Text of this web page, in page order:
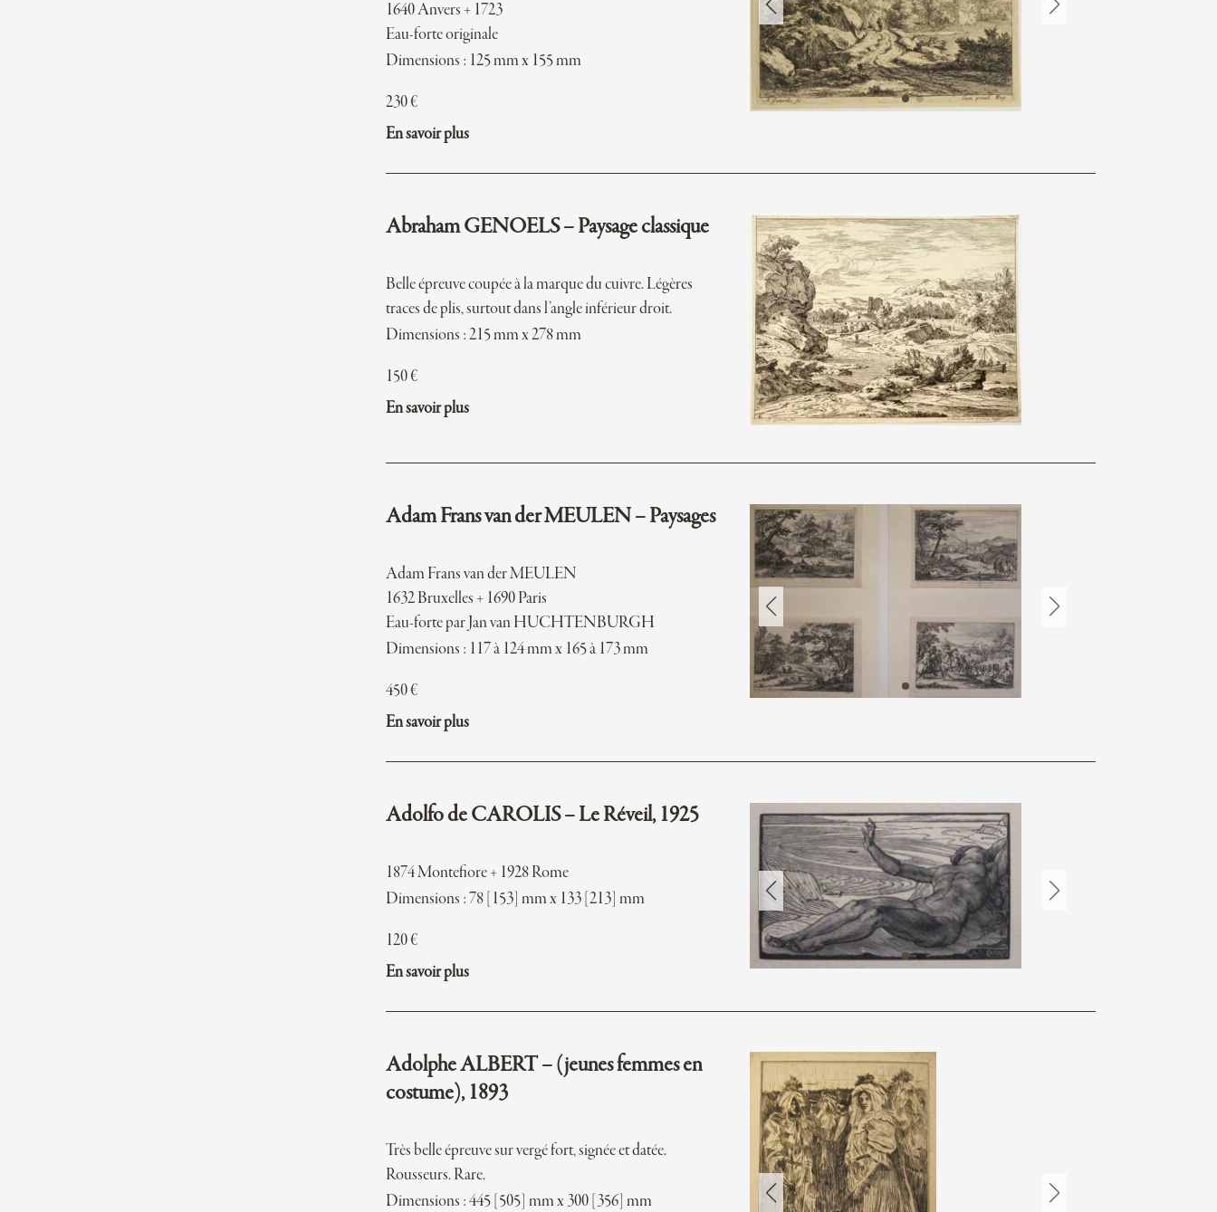
1640 Anvers + 1723
Eau-forte originale
Dimensions : 125 mm x 155 mm
230€
En savoir plus
Abraham GENOELS – Paysage classique
Belle épreuve coupée à la marque du cuivre. Légères
traces de plis, surtout dans l’angle inférieur droit.
Dimensions : 215 mm x 278 mm
150€
En savoir plus
Adam Frans van der MEULEN – Paysages
Adam Frans van der MEULEN
1632 Bruxelles + 1690 Paris
Eau-forte par Jan van HUCHTENBURGH
Dimensions : 117 à 124 mm x 165 à 173 mm
450€
En savoir plus
Adolfo de CAROLIS – Le Réveil, 1925
1874 Montefiore + 1928 Rome
Dimensions : 78 [153] mm x 133 [213] mm
120€
En savoir plus
Adolphe ALBERT – (jeunes femmes en
costume), 1893
Très belle épreuve sur vergé fort, signée et datée.
Rousseurs. Rare.
Dimensions : 445 [505] mm x 300 [356] mm